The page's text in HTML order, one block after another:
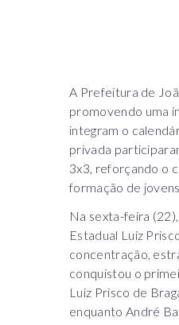
A Prefeitura de
promovendo uma
integram o
privada
3x3, reforçando o
formação de
Na sexta-feira
Estadual Luiz
concentração,
conquistou o
Luiz Prisco de
enquanto André